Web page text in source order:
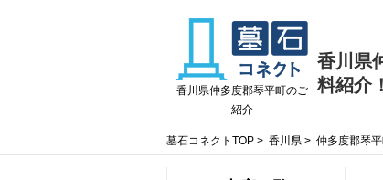
香川県
料紹介！
香川県仲多度郡琴平町のご
紹介
墓石コネクトTOP > 香川県 > 仲多度郡琴